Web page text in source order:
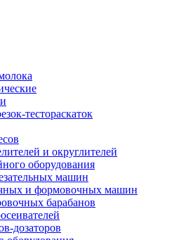
тестораскаток
и округлителей
оборудования
машин
и формовочных машин
барабанов
дозаторов